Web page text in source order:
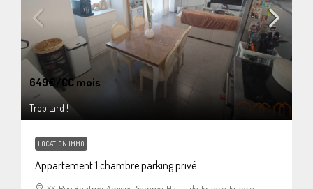
649€ /CC mois
Trop tard !
LOCATION IMMO
Appartement 1 chambre parking privé.